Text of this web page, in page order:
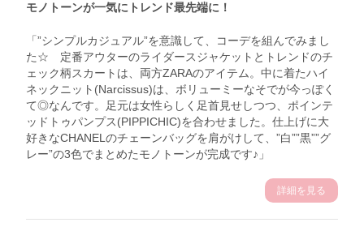
モノトーンが一気にトレンド最先端に！
「”シンプルカジュアル”を意識して、コーデを組んでみまし
た☆ 定番アウターのライダースジャケットとトレンドのチ
ェック柄スカートは、両方ZARAのアイテム。中に着たハイ
ネックニット(Narcissus)は、ボリューミーなそでが今っぽく
て◎なんです。足元は女性らしく足首見せしつつ、ポインテ
ッドトゥパンプス(PIPPICHIC)を合わせました。仕上げに大
好きなCHANELのチェーンバッグを肩がけして、”白””黒””グ
レー”の3色でまとめたモノトーンが完成です♪」
詳細を見る